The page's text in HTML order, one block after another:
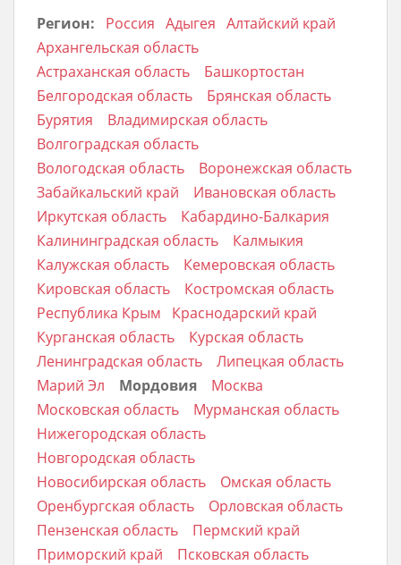
Регион: Россия Адыгея Алтайский край
Архангельская область
Астраханская область
Башкортостан
Белгородская область
Брянская область
Бурятия
Владимирская область
Волгоградская область
Вологодская область
Воронежская область
Забайкальский край
Ивановская область
Иркутская область
Кабардино-Балкария
Калининградская область
Калмыкия
Калужская область
Кемеровская область
Кировская область
Костромская область
Республика Крым
Краснодарский край
Курганская область
Курская область
Ленинградская область
Липецкая область
Марий Эл
Мордовия
Москва
Московская область
Мурманская область
Нижегородская область
Новгородская область
Новосибирская область
Омская область
Оренбургская область
Орловская область
Пензенская область
Пермский край
Приморский край
Псковская область